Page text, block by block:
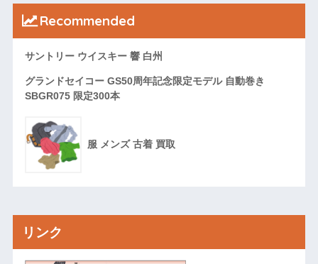
Recommended
サントリー ウイスキー 響 白州
グランドセイコー GS50周年記念限定モデル 自動巻き
SBGR075 限定300本
服 メンズ 古着 買取
リンク